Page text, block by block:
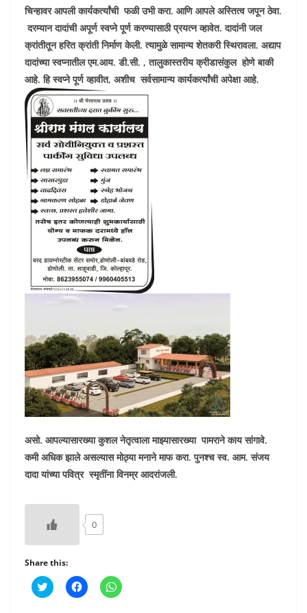
चिन्हावर आपली कार्यकर्त्यांची फळी उभी करा. आणि आपले अस्तित्व जपून ठेवा.
दरम्यान दादांची अपूर्ण स्वप्ने पूर्ण करण्यासाठी प्रयत्न व्हावेत. दादांनी जल
क्रांतीतून हरित क्रांती निर्माण केली. त्यामुळे सामान्य शेतकरी स्थिरावला. अद्याप
दादांच्या स्वप्नातील एम.आय. डी.सी. , तालुकास्तरीय क्रीडासंकुल होणे बाकी
आहे. हि स्वप्ने पूर्ण व्हावीत, अशीच सर्वसामान्य कार्यकर्त्यांची अपेक्षा आहे.
असो. आपल्यासारख्या कुशल नेतृत्वाला माझ्यासारख्या पामराने काय सांगावे.
कमी अधिक झाले असल्यास मोठ्या मनाने माफ करा. पुनश्च स्व. आम. संजय
दादा यांच्या पवित्र स्मृतींना विनम्र आदरांजली.
0
Share this:
C
l
C
l
C
l